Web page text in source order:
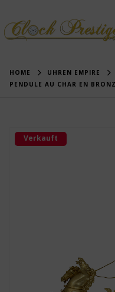
HOME
UHREN EMPIRE
PENDULE AU CHAR EN
Verkauft